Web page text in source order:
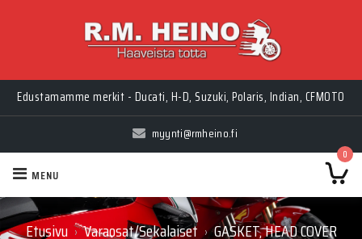
Edustamamme merkit - Ducati, H-D, Suzuki, Polaris, Indian, CFMOTO
myynti@rmheino.fi
0
MENU
Etusivu › Varaosat/Sekalaiset › GASKET, HEAD COVER